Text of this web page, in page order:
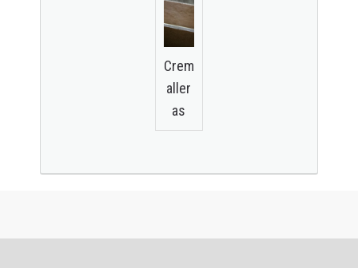
Crem
aller
as